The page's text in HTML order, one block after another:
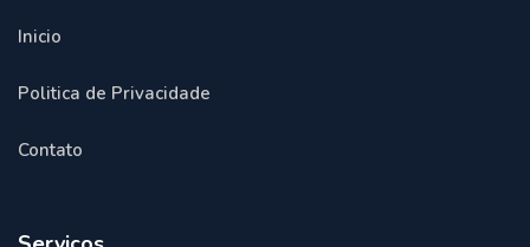
Inicio
Politica de Privacidade
Contato